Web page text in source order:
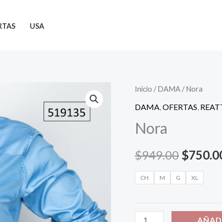
USA
Inicio /DAMA / Nora
DAMA OFERTAS
Nora
$949.00
Original
price
$
CH M G XL
Nora
cantidad